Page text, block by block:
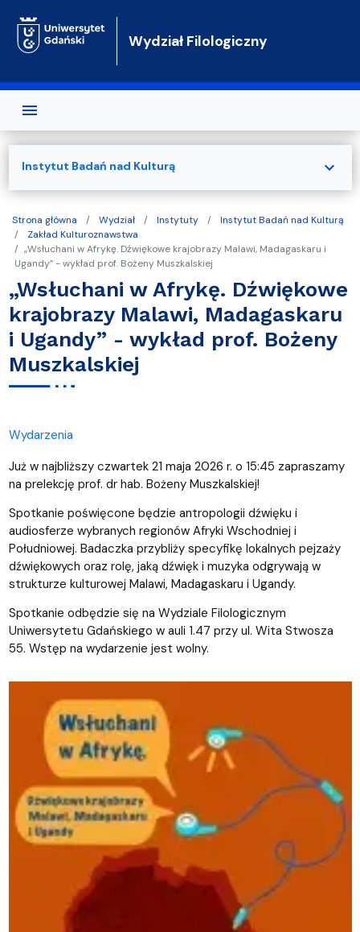
Wydział Filologiczny
Strona główna Wydział Instytuty
Instytut Badań nad Kulturą
Zakład Kulturoznawstwa
„Wsłuchani w Afrykę. Dźwiękowe krajobrazy Malawi, Madagaskaru i
Ugandy” - wykład prof. Bożeny Muszkalskiej
„Wsłuchani w Afrykę. Dźwiękowe
krajobrazy Malawi, Madagaskaru
i Ugandy” - wykład prof. Bożeny
Muszkalskiej
Wydarzenia
Już w najbliższy czwartek 21 maja 2026 r. o 15:45 zapraszamy
na prelekcję prof. dr hab. Bożeny Muszkalskiej!
Spotkanie poświęcone będzie antropologii dźwięku i
audiosferze wybranych regionów Afryki Wschodniej i
Południowej. Badaczka przybliży specyfikę lokalnych pejzaży
dźwiękowych oraz rolę, jaką dźwięk i muzyka odgrywają w
strukturze kulturowej Malawi, Madagaskaru i Ugandy.
Spotkanie odbędzie się na Wydziale Filologicznym
Uniwersytetu Gdańskiego w auli 1.47 przy ul. Wita Stwosza
55. Wstęp na wydarzenie jest wolny.
Instytut Badań nad Kulturą expand_more